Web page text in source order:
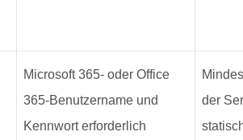
Microsoft 365- oder Office
365-Benutzername und
Kennwort erforderlich
der